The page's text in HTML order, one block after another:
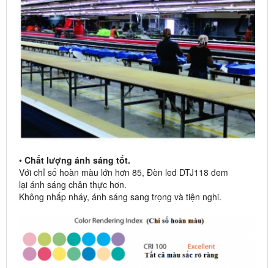
• Chất lượng ánh sáng tốt.
Với chỉ số hoàn màu lớn hơn 85, Đèn led DTJ118 đem
lại ánh sáng chân thực hơn.
Không nhấp nháy, ánh sáng sang trọng và tiện nghi.